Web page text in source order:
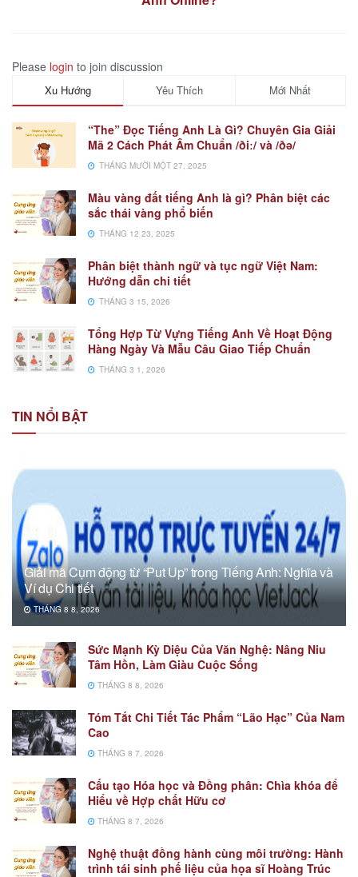
Please login to join discussion
Xu Hướng Yêu Thích Mới Nhất
“The” Đọc Tiếng Anh Là Gì? Chuyên Gia Giải
Mã 2 Cách Phát Âm Chuẩn /ðiː/ và /ðə/
THÁNG MƯỜI MỘT 27, 2025
Màu vàng đất tiếng Anh là gì? Phân biệt các
sắc thái vàng phổ biến
THÁNG 12 23, 2025
Phân biệt thành ngữ và tục ngữ Việt Nam:
Hướng dẫn chi tiết
THÁNG 3 15, 2026
Tổng Hợp Từ Vựng Tiếng Anh Về Hoạt Động
Hàng Ngày Và Mẫu Câu Giao Tiếp Chuẩn
THÁNG 3 1, 2026
TIN NỔI BẬT
Giải mã Cụm động từ “Put Up” trong Tiếng Anh: Nghĩa và
Ví dụ Chi tiết
THÁNG 8 8, 2026
Sức Mạnh Kỳ Diệu Của Văn Nghệ: Nâng Niu
Tâm Hồn, Làm Giàu Cuộc Sống
THÁNG 8 8, 2026
Tóm Tắt Chi Tiết Tác Phẩm “Lão Hạc” Của Nam
Cao
THÁNG 8 7, 2026
Cấu tạo Hóa học và Đồng phân: Chìa khóa để
Hiểu về Hợp chất Hữu cơ
THÁNG 8 7, 2026
Nghệ thuật đồng hành cùng môi trường: Hành
trình tái sinh phế liệu của họa sĩ Hoàng Trúc